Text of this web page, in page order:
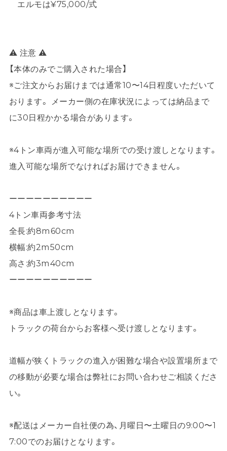
エルモは¥75,000/式
⚠ 注意 ⚠
【本体のみでご購入された場合】
※ご注文からお届けまでは通常10〜14日程度いただいて
おります。 メーカー側の在庫状況によっては納品まで
に30日程かかる場合があります。
※4トン車両が進入可能な場所での受け渡しとなります。
進入可能な場所でなければお届けできません。
ーーーーーーーーーー
4トン車両参考寸法
全長:約8m60cm
横幅:約2m50cm
高さ:約3m40cm
ーーーーーーーーーー
※商品は車上渡しとなります。
トラックの荷台からお客様へ受け渡しとなります。
道幅が狭くトラックの進入が困難な場合や設置場所まで
の移動が必要な場合は弊社にお問い合わせご相談くださ
い。
※配送はメーカー自社便の為、月曜日〜土曜日の9:00〜1
7:00でのお届けとなります。